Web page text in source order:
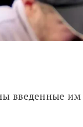
введенные им